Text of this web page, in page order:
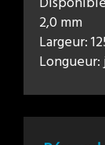
2,0 mm
Largeur:
Longueur: